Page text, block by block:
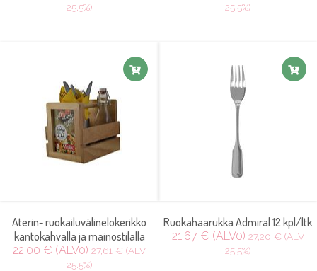
25.5%)
25.5%)
Aterin- ruokailuvälinelokerikko
kantokahvalla ja mainostilalla
22,00 € (ALV0) 27,61 € (ALV
25.5%)
Ruokahaarukka Admiral 12 kpl/ltk
21,67 € (ALV0) 27,20 € (ALV
25.5%)